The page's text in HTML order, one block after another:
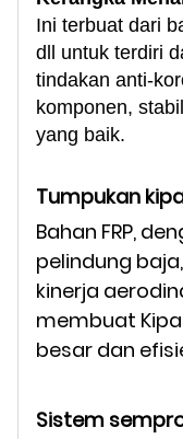
Ini terbuat dari
dll untuk terdiri
tindakan anti-
komponen,
yang baik.
Tumpukan
Bahan FRP,
pelindung
kinerja
membuat
besar dan
Sistem